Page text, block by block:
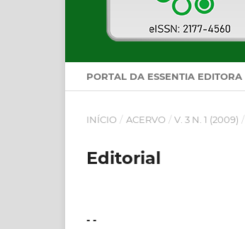
PORTAL DA ESSENTIA EDITORA
INÍCIO / ACERVO / V. 3 N. 1 (2009) /
Editorial
- -